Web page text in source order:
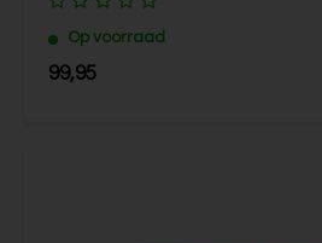
Op voorraad
99,95